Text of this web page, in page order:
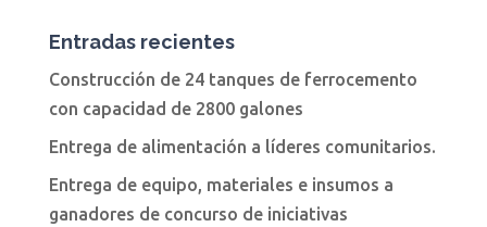
Entradas recientes
Construcción de 24 tanques de ferrocemento
con capacidad de 2800 galones
Entrega de alimentación a líderes comunitarios.
Entrega de equipo, materiales e insumos a
ganadores de concurso de iniciativas